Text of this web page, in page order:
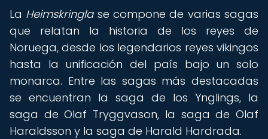
La Heimskringlase compone de varias sagas
que relatan la historia de los reyes de
Noruega, desde los legendarios reyes vikingos
hasta la unificación del país bajo un solo
monarca. Entre las sagas más destacadas
se encuentran la saga de los Ynglings, la
saga de Olaf Tryggvason, la saga de Olaf
Haraldsson y la saga de Harald Hardrada.